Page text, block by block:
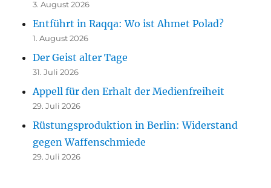
3. August 2026
Entführt in Raqqa: Wo ist Ahmet Polad?
1. August 2026
Der Geist alter Tage
31. Juli 2026
Appell für den Erhalt der Medienfreiheit
29. Juli 2026
Rüstungsproduktion in Berlin: Widerstand
gegen Waffenschmiede
29. Juli 2026